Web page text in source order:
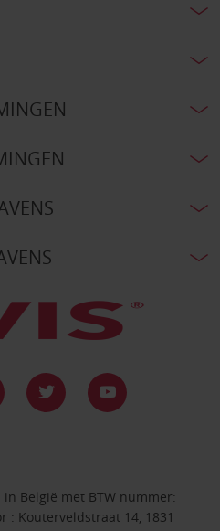
België met BTW nummer:
: Kouterveldstraat 14, 1831